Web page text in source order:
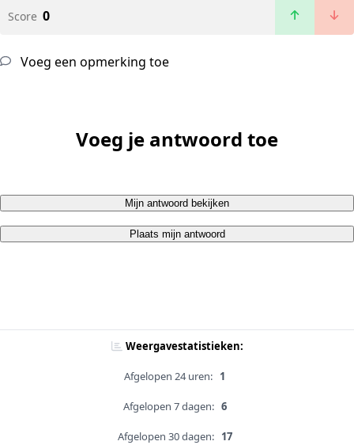
Score 0
Voeg een opmerking toe
Voeg je antwoord toe
Mijn antwoord bekijken
Plaats mijn antwoord
Weergavestatistieken:
Afgelopen 24 uren: 1
Afgelopen 7 dagen: 6
Afgelopen 30 dagen: 17